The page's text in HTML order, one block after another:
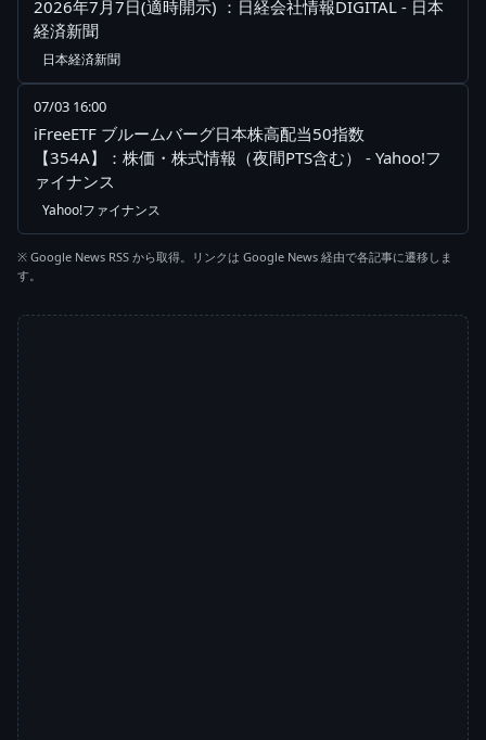
2026年7月7日(適時開示) ：日経会社情報DIGITAL - 日本
経済新聞
日本経済新聞
07/03 16:00
iFreeETF ブルームバーグ日本株高配当50指数
【354A】：株価・株式情報（夜間PTS含む） - Yahoo!フ
ァイナンス
Yahoo!ファイナンス
※ Google News RSS から取得。リンクは Google News 経由で各記事に遷移しま
す。